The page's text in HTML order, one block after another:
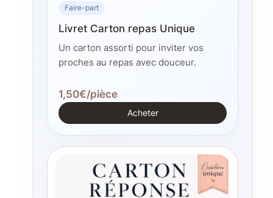
Faire-part
Livret Carton repas Unique
Un carton assorti pour inviter vos
proches au repas avec douceur.
1,50€/pièce
Acheter